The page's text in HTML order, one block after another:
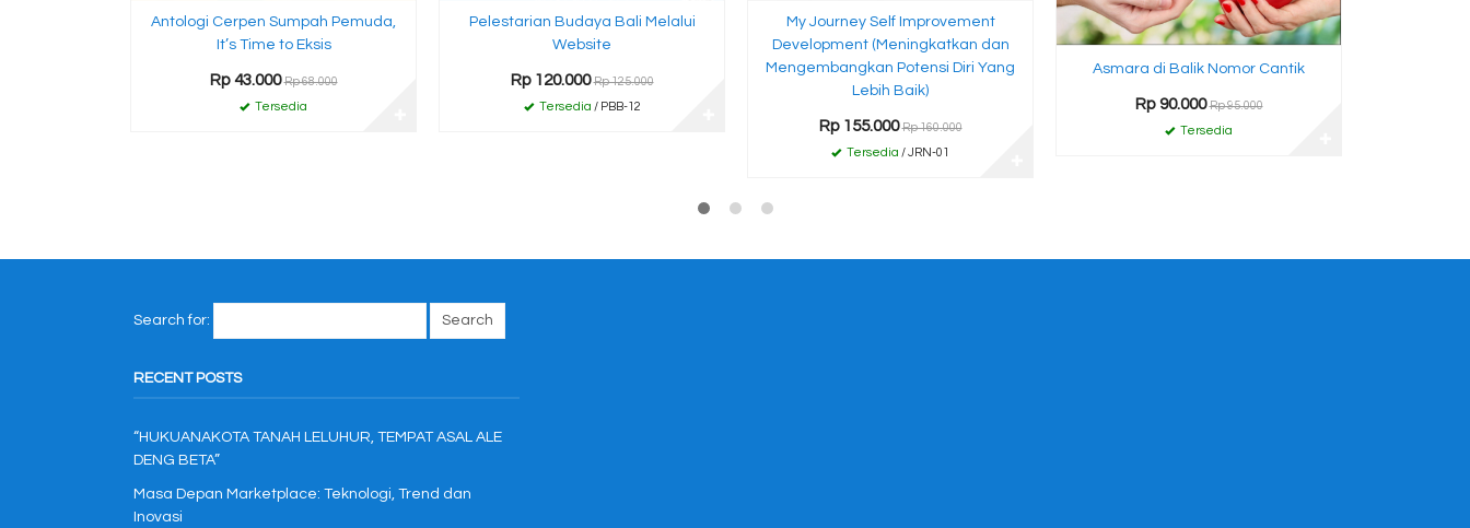
Antologi Cerpen Sumpah Pemuda,
It’s Time to Eksis
Rp 43.000 Rp 68.000
Tersedia
Pelestarian Budaya Bali Melalui
Website
Rp 120.000 Rp 125.000
Tersedia / PBB-12
My Journey Self Improvement
Development (Meningkatkan dan
Mengembangkan Potensi Diri Yang
Lebih Baik)
Rp 155.000 Rp 160.000
Tersedia / JRN-01
Asmara di Balik Nomor Cantik
Rp 90.000 Rp 95.000
Tersedia
Search for:
RECENT POSTS
“HUKUANAKOTA TANAH LELUHUR, TEMPAT ASAL ALE
DENG BETA”
Masa Depan Marketplace: Teknologi, Trend dan
Inovasi